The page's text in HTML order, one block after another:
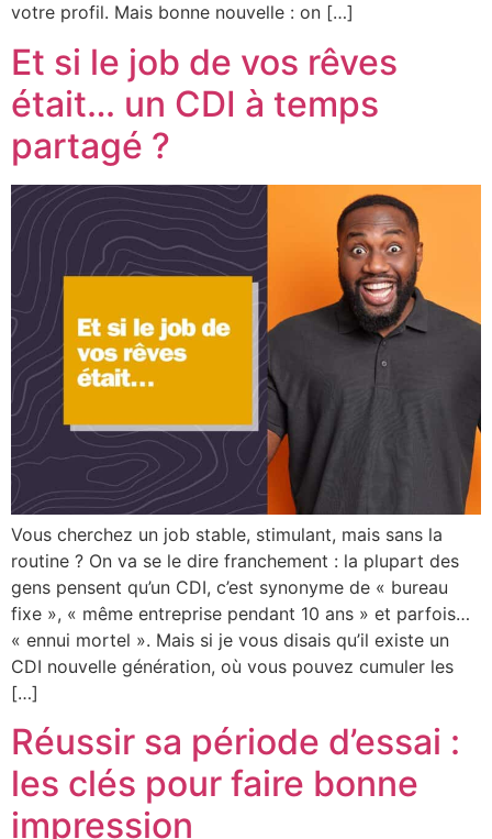
votre profil. Mais bonne nouvelle : on […]
Et si le job de vos rêves
était… un CDI à temps
partagé ?
Vous cherchez un job stable, stimulant, mais sans la
routine ? On va se le dire franchement : la plupart des
gens pensent qu’un CDI, c’est synonyme de « bureau
fixe », « même entreprise pendant 10 ans » et parfois…
« ennui mortel ». Mais si je vous disais qu’il existe un
CDI nouvelle génération, où vous pouvez cumuler les
[…]
Réussir sa période d’essai :
les clés pour faire bonne
impression